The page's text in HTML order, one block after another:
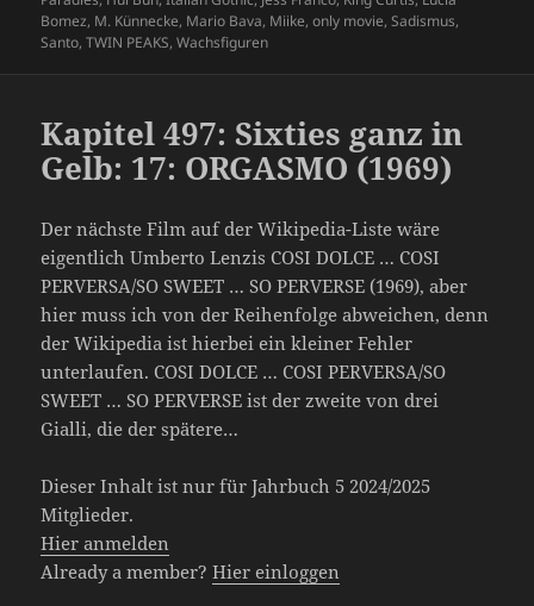
Bomez, M. Künnecke, Mario Bava, Miike,only movie,Sadismus,
Santo,TWIN PEAKS,Wachsfiguren
Kapitel 497: Sixties ganz in
Gelb: 17: ORGASMO (1969)
Der nächste Film auf der Wikipedia-Liste wäre
eigentlich Umberto Lenzis COSI DOLCE … COSI
PERVERSA/SO SWEET … SO PERVERSE (1969), aber
hier muss ich von der Reihenfolge abweichen, denn
der Wikipedia ist hierbei ein kleiner Fehler
unterlaufen. COSI DOLCE … COSI PERVERSA/SO
SWEET … SO PERVERSE ist der zweite von drei
Gialli, die der spätere…
Dieser Inhalt ist nur für Jahrbuch 5 2024/2025
Mitglieder.
Hier anmelden
Already a member?Hier einloggen